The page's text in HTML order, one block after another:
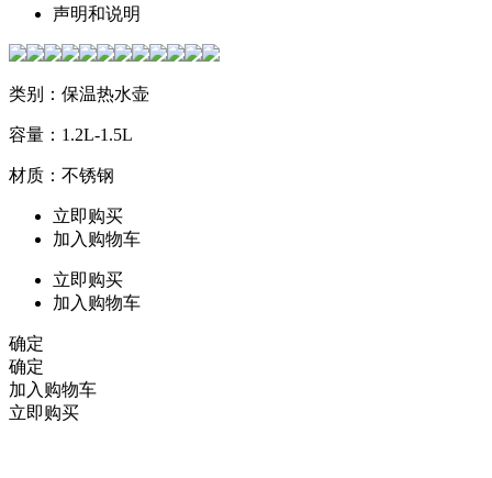
声明和说明
类别：保温热水壶
容量：1.2L-1.5L
材质：不锈钢
立即购买
加入购物车
立即购买
加入购物车
确定
确定
加入购物车
立即购买